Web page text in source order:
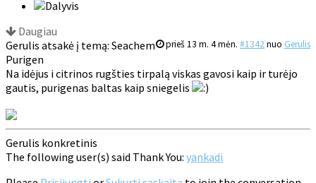
Daugiau
prieš 13 m. 4 mėn. #1342nuo Gerulis
Gerulis atsakė į temą: Seachem
Purigen
Na idėjus i citrinos rugšties tirpalą viskas gavosi kaip ir turėjo
gautis, purigenas baltas kaip sniegelis
Gerulis konkretinis
The following user(s) said Thank You: yankadi